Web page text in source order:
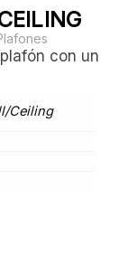
con un
Ceiling